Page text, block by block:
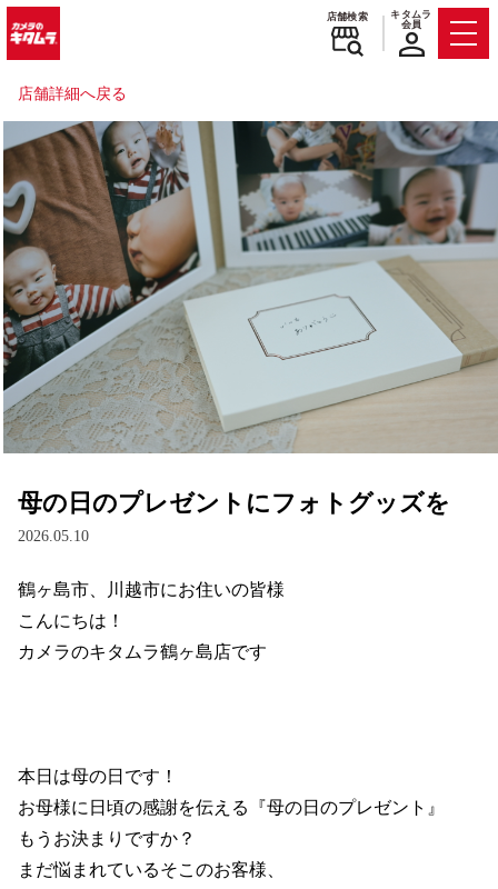
店舗検索
キタムラ
会員
店舗詳細へ戻る
母の日のプレゼントにフォトグッズを
2026.05.10
鶴ヶ島市、川越市にお住いの皆様
こんにちは！
カメラのキタムラ鶴ヶ島店です
本日は母の日です！
お母様に日頃の感謝を伝える『母の日のプレゼント』
もうお決まりですか？
まだ悩まれているそこのお客様、